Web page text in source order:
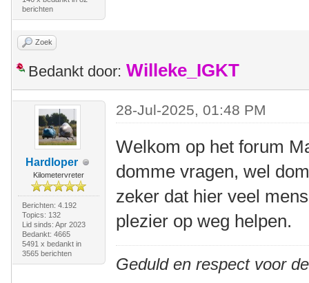
berichten
Zoek
Bedankt door: Willeke_IGKT
Hardloper
Kilometervreter
Berichten: 4.192
Topics: 132
Lid sinds: Apr 2023
Bedankt: 4665
5491 x bedankt in
3565 berichten
28-Jul-2025, 01:48 PM
Welkom op het forum
domme vragen, wel
zeker dat hier veel
plezier op weg helpen.
Geduld en respect voor